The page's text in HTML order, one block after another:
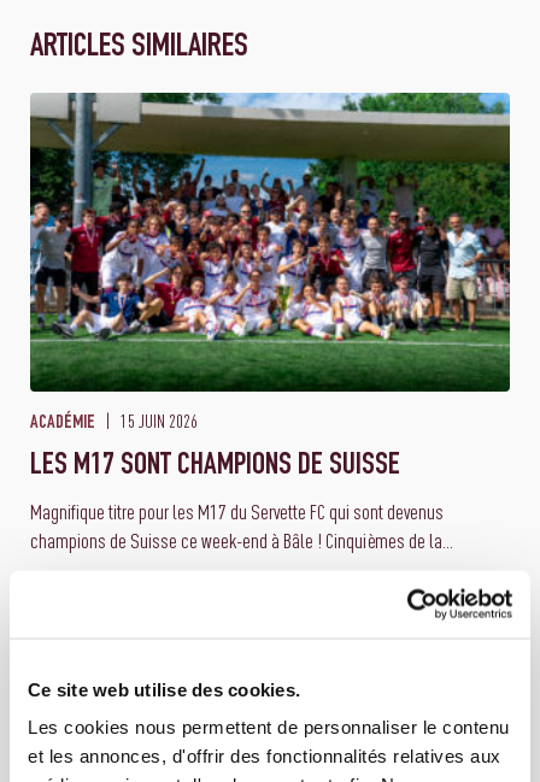
Ce site web utilise des cookies.
Les cookies nous permettent de personnaliser le contenu
et les annonces, d'offrir des fonctionnalités relatives aux
ARTICLES SIMILAIRES
ACADÉMIE 15 JUIN 2026
LES M17 SONT CHAMPIONS DE SUISSE
Magnifique titre pour les M17 du Servette FC qui sont devenus
champions de Suisse ce week-end à Bâle ! Cinquièmes de la...